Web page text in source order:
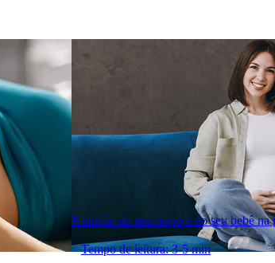
Nutrição do seu corpo e do seu bebê na
Tempo de leitura: 3-5 min